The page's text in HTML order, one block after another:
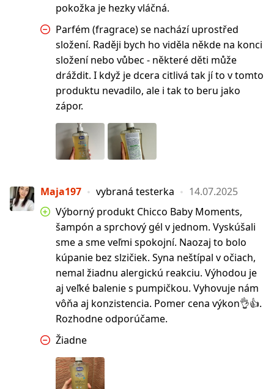
pokožka je hezky vláčná.
Parfém (fragrace) se nachází uprostřed
složení. Raději bych ho viděla někde na konci
složení nebo vůbec - některé děti může
dráždit. I když je dcera citlivá tak jí to v tomto
produktu nevadilo, ale i tak to beru jako
zápor.
Maja197 vybraná testerka
14.07.2025
Výborný produkt Chicco Baby Moments,
šampón a sprchový gél v jednom. Vyskúšali
sme a sme veľmi spokojní. Naozaj to bolo
kúpanie bez slzičiek. Syna neštípal v očiach,
nemal žiadnu alergickú reakciu. Výhodou je
aj veľké balenie s pumpičkou. Vyhovuje nám
vôňa aj konzistencia. Pomer cena výkon👌👍.
Rozhodne odporúčame.
Žiadne